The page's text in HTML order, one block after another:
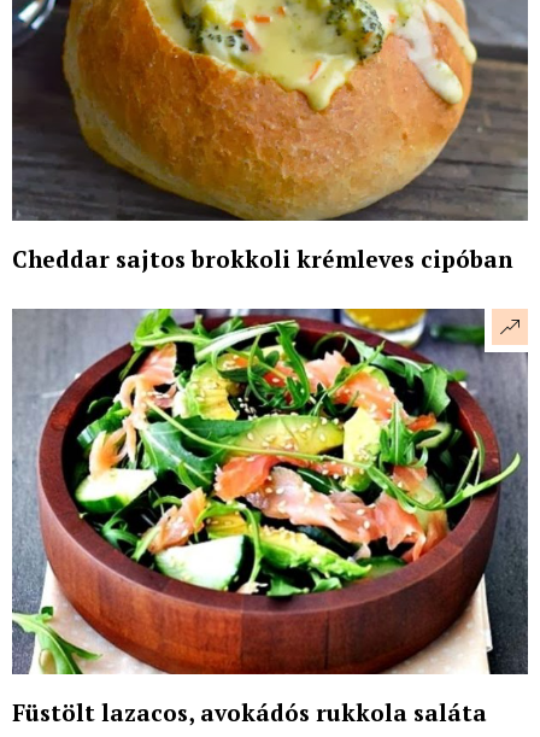
Cheddar sajtos brokkoli krémleves cipóban
Füstölt lazacos, avokádós rukkola saláta